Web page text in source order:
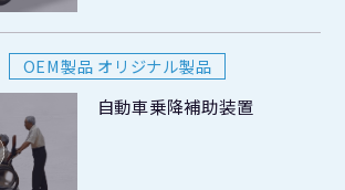
OEM製品 オリジナル製品
自動車乗降補助装置